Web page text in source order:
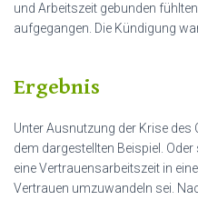
und Arbeitszeit gebunden
aufgegangen. Die Kündigung
Ergebnis
Unter Ausnutzung der Krise
dem dargestellten Beispiel.
eine Vertrauensarbeitszeit in
Vertrauen umzuwandeln sei.